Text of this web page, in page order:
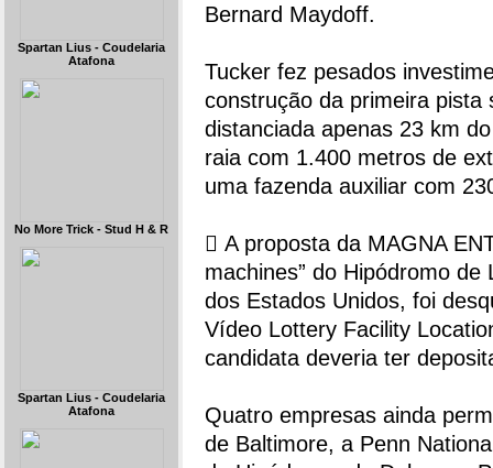
Spartan Lius - Coudelaria
Atafona
No More Trick - Stud H & R
Spartan Lius - Coudelaria
Atafona
Bernard Maydoff.
Tucker fez pesados
construção da primeira pista
distanciada apenas 23 km
raia com 1.400 metros de
uma fazenda auxiliar com
 A proposta da MAGNA
machines” do Hipódromo
dos Estados Unidos, foi
Vídeo Lottery Facility
candidata deveria ter
Quatro empresas ainda
de Baltimore, a Penn